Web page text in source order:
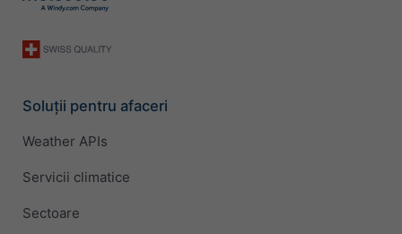
Soluții pentru afaceri
Weather APIs
Servicii climatice
Sectoare